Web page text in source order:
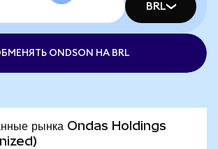
BRL
ONDSON НА BRL
рынка Ondas Holdings